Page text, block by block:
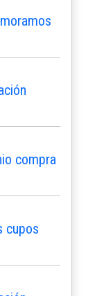
compra
cupos